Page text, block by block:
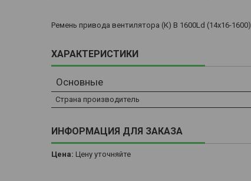
Ремень привода вентилятора (К) B 1600Ld (14х16-1600)
ХАРАКТЕРИСТИКИ
Основные
Страна производитель
ИНФОРМАЦИЯ ДЛЯ ЗАКАЗА
Цена: Цену уточняйте